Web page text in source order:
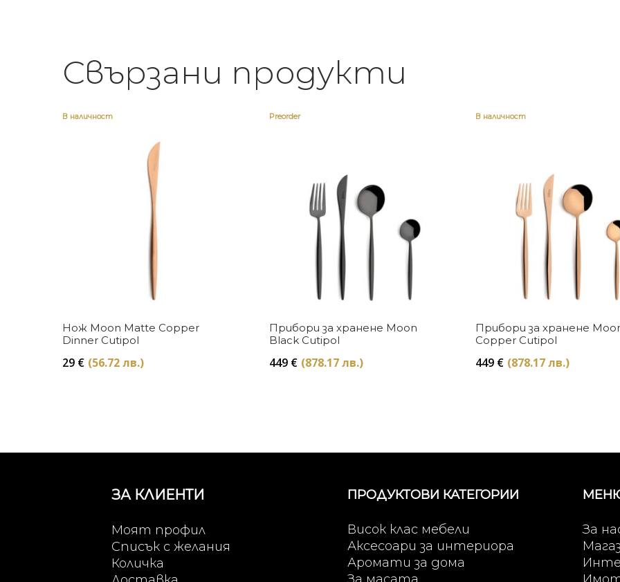
Свързани продукти
В наличност
Купи
Нож Moon Matte Copper
Dinner Cutipol
29 € (56.72 лв.)
Preorder
Купи
Прибори за хранене Moon
Black Cutipol
449 € (878.17 лв.)
В наличност
Купи
Прибори за хранене
Copper Cutipol
449 € (878.17 лв.)
ЗА КЛИЕНТИ
Моят профил
Списък с желания
Количка
ПРОДУКТОВИ КАТЕГОРИИ
Висок клас мебели
Аксесоари за интериора
Аромати за дома
За